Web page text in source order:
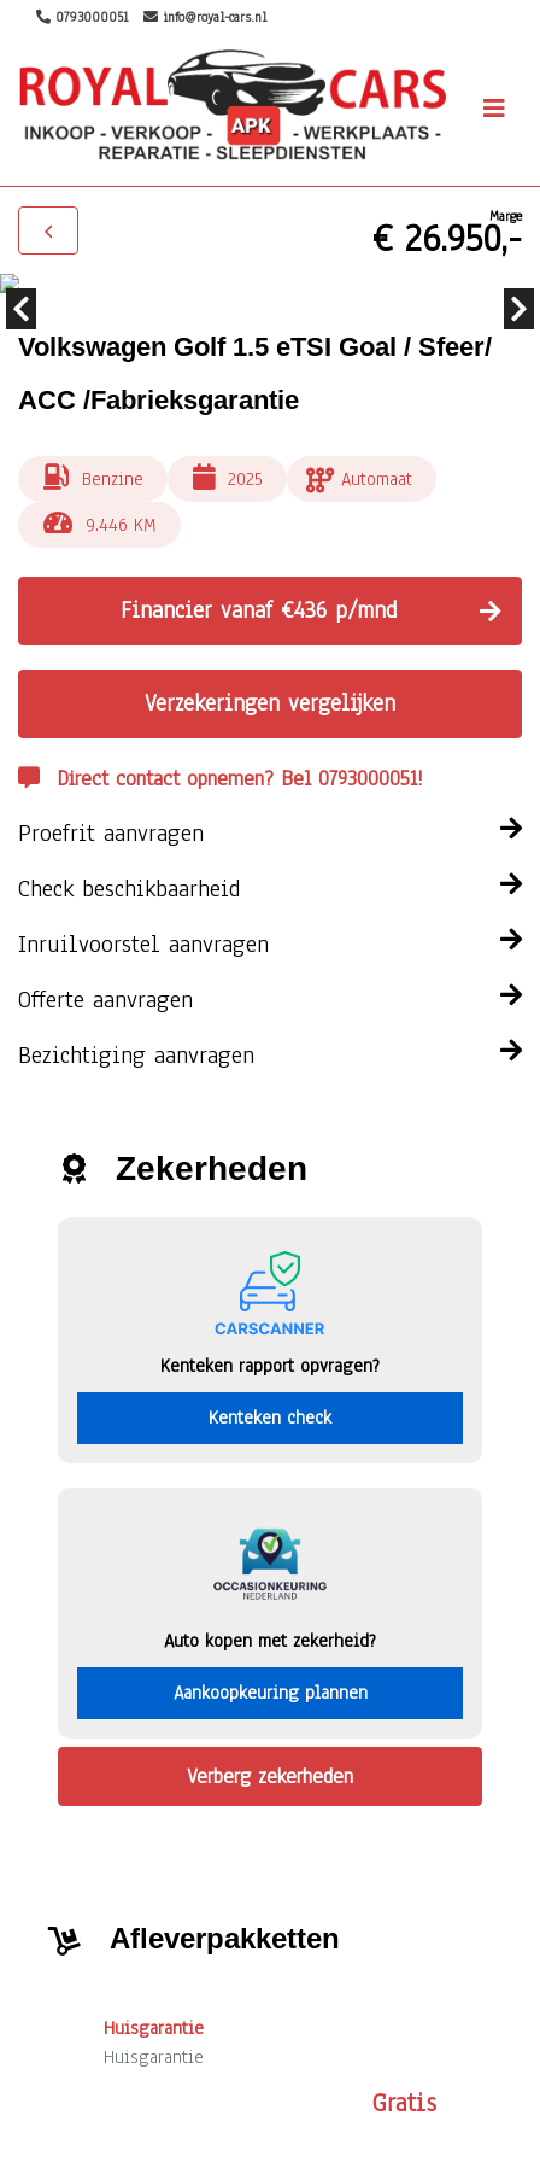
0793000051 info@royal-cars.nl
Marge
€ 26.950,-
Volkswagen Golf 1.5 eTSI Goal / Sfeer/
ACC /Fabrieksgarantie
Benzine 2025
Automaat
9.446 KM
Financier vanaf €436 p/mnd
Verzekeringen vergelijken
Direct contact opnemen? Bel 0793000051!
Proefrit aanvragen
Check beschikbaarheid
Inruilvoorstel aanvragen
Offerte aanvragen
Bezichtiging aanvragen
Zekerheden
Kenteken rapport opvragen?
Kenteken check
Auto kopen met zekerheid?
Aankoopkeuring plannen
Verberg zekerheden
Afleverpakketten
Huisgarantie
Huisgarantie
Gratis